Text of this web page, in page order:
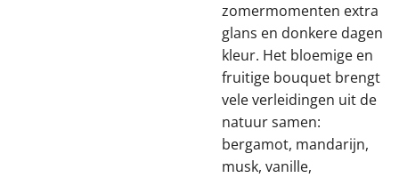
zomermomenten extra
glans en donkere dagen
kleur. Het bloemige en
fruitige bouquet brengt
vele verleidingen uit de
natuur samen:
bergamot, mandarijn,
musk, vanille,